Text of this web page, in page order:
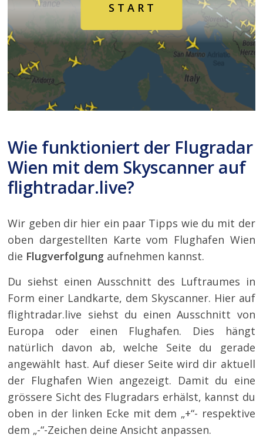
S T A R T
Wie funktioniert der Flugradar
Wien mit dem Skyscanner auf
flightradar.live?
Wir geben dir hier ein paar Tipps wie du mit der
oben dargestellten Karte vom Flughafen Wien
die Flugverfolgung aufnehmen kannst.
Du siehst einen Ausschnitt des Luftraumes in
Form einer Landkarte, dem Skyscanner. Hier auf
flightradar.live siehst du einen Ausschnitt von
Europa oder einen Flughafen. Dies hängt
natürlich davon ab, welche Seite du gerade
angewählt hast. Auf dieser Seite wird dir aktuell
der Flughafen Wien angezeigt. Damit du eine
grössere Sicht des Flugradars erhälst, kannst du
oben in der linken Ecke mit dem „+“- respektive
dem „-“-Zeichen deine Ansicht anpassen.